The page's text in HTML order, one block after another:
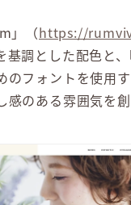
」（https://
基調とした配色と
のフォントを使用
感のある雰囲気を